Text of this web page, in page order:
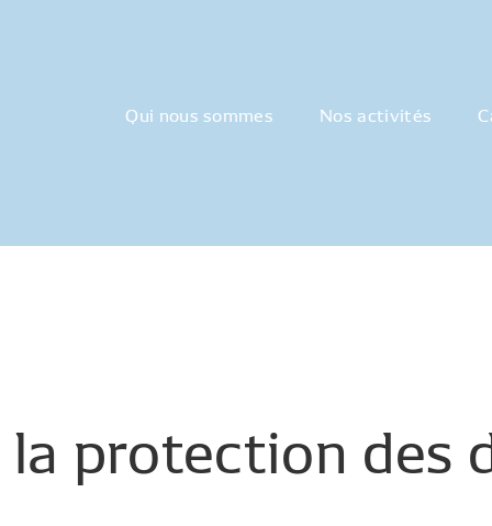
Qui nous sommes Nos activités
la protection des